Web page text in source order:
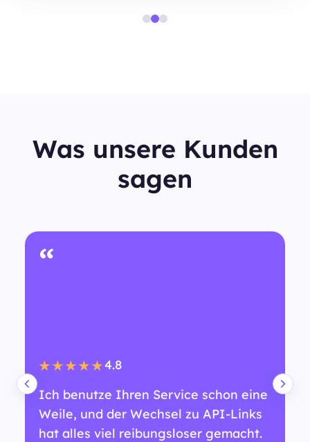
Was unsere Kunden
sagen
“
★★★★★4.8
Ich benutze Ihren Service schon eine
Weile, und der Wechsel zu API-Links
hat alles viel reibungsloser gemacht.